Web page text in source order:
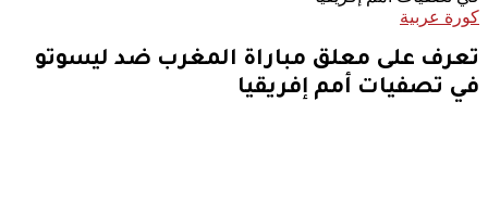
كورة عربية
تعرف على معلق مباراة المغرب ضد ليسوتو
في تصفيات أمم إفريقيا